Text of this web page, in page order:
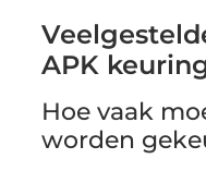
APK
Hoe vaak
worden